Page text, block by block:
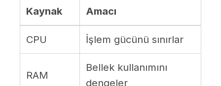
Kaynak Amacı
CPU İşlem gücünü sınırlar
RAM
Bellek kullanımını
dengeler